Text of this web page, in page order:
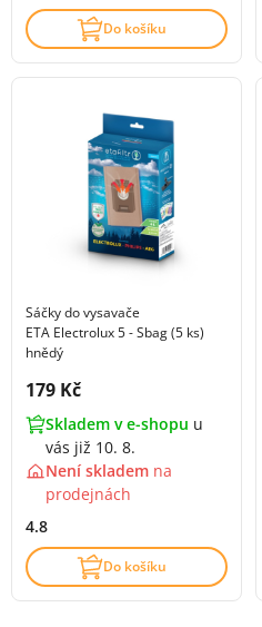
Do košíku
Sáčky do vysavače
ETA Electrolux 5 - Sbag (5 ks)
hnědý
Cena s DPH:
179 Kč
Skladem v e-shopu u
vás již 10. 8.
Není skladem na
prodejnách
4.8
Do košíku